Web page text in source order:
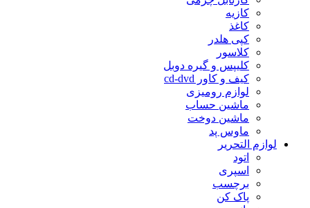
کازیه
کاغذ
کپی هلدر
کلاسور
کلیپس و گیره دوبل
کیف و کاور cd-dvd
لوازم رومیزی
ماشین حساب
ماشین دوخت
ماوس پد
لوازم التحریر
اتود
اسپری
برچسب
پاک کن